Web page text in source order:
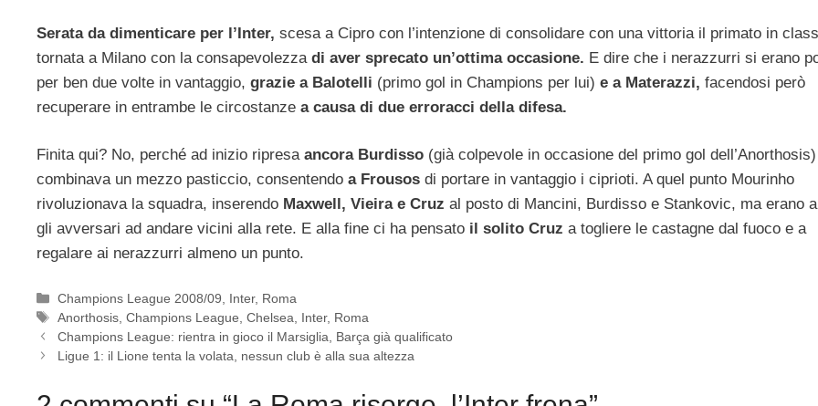
Serata da dimenticare per l’Inter, scesa a Cipro con l’intenzione di consolidare con una vittoria il primato in
tornata a Milano con la consapevolezza di aver sprecato un’ottima occasione. E dire che i nerazzurri si erano
per ben due volte in vantaggio, grazie a Balotelli (primo gol in Champions per lui) e a Materazzi, facendosi però
recuperare in entrambe le circostanze a causa di due erroracci della difesa.
Finita qui? No, perché ad inizio ripresa ancora Burdisso (già colpevole in occasione del primo gol dell’Anorthosis)
combinava un mezzo pasticcio, consentendo a Frousos di portare in vantaggio i ciprioti. A quel punto Mourinho
rivoluzionava la squadra, inserendo Maxwell, Vieira e Cruz al posto di Mancini, Burdisso e Stankovic, ma erano
gli avversari ad andare vicini alla rete. E alla fine ci ha pensato il solito Cruz a togliere le castagne dal fuoco e a
regalare ai nerazzurri almeno un punto.
Categorie
Champions League 2008/09 Inter, Roma
Tag
Anorthosis ,Champions League ,Chelsea Inter, Roma
Champions League: rientra in gioco il Marsiglia, Barça già qualificato
Ligue 1: il Lione tenta la volata, nessun club è alla sua altezza